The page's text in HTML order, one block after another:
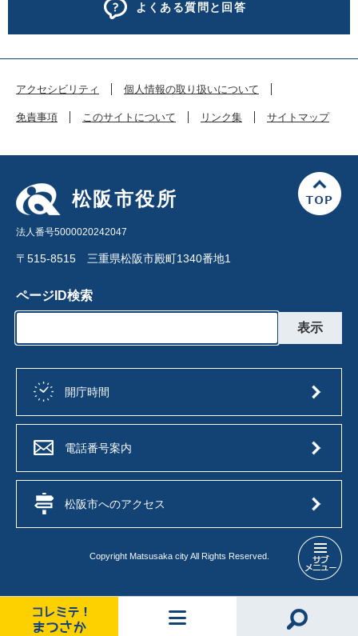
入
制
度
よくある質問と回答
アクセシビリティ 個人情報の取り扱いについて
免責事項 このサイトについて リンク集 サイトマップ
松阪市役所
法人番号5000020242047
〒515-8515 三重県松阪市殿町1340番地1
ページID検索
開庁時間
電話番号案内
松阪市へのアクセス
Copyright Matsusaka city All Rights Reserved.